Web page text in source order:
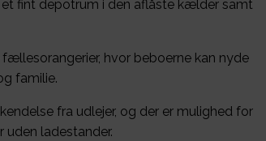
fint depotrum i den aflåste kælder samt
hvor beboerne kan nyde
familie.
fra udlejer, og der er mulighed for
uden ladestander.